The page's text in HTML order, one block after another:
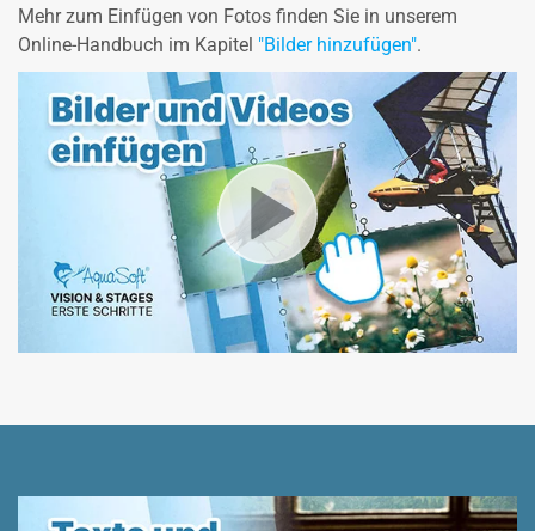
Mehr zum Einfügen von Fotos finden Sie in unserem
Online-Handbuch im Kapitel "Bilder hinzufügen".